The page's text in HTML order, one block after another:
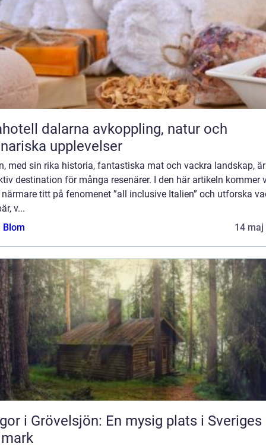
dalarna avkoppling, natur och
upplevelser
med sin rika historia, fantastiska mat och vackra landskap,
destination för många resenärer. I den här artikeln kommer
titt på fenomenet ”all inclusive Italien” och utforska
v...
Blom
14 maj
i Grövelsjön: En mysig plats i Sveriges